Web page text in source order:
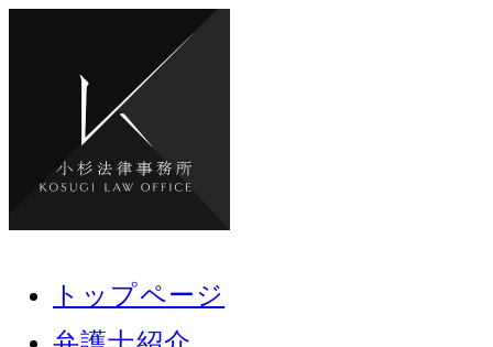
トップページ